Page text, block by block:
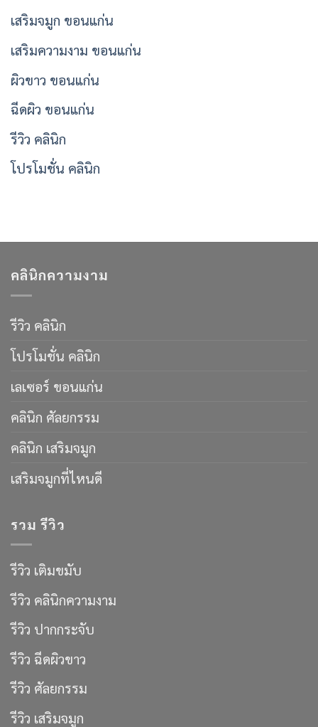
เสริมจมูก ขอนแก่น
เสริมความงาม ขอนแก่น
ผิวขาว ขอนแก่น
ฉีดผิว ขอนแก่น
รีวิว คลินิก
โปรโมชั่น คลินิก
คลินิกความงาม
รีวิว คลินิก
โปรโมชั่น คลินิก
เลเซอร์ ขอนแก่น
คลินิก ศัลยกรรม
คลินิก เสริมจมูก
เสริมจมูกที่ไหนดี
รวม รีวิว
รีวิว เติมขมับ
รีวิว คลินิกความงาม
รีวิว ปากกระจับ
รีวิว ฉีดผิวขาว
รีวิว ศัลยกรรม
รีวิว เสริมจมูก